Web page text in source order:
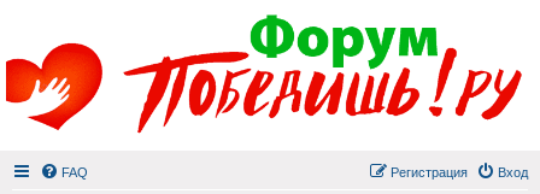
FAQ Вход
Регистрация